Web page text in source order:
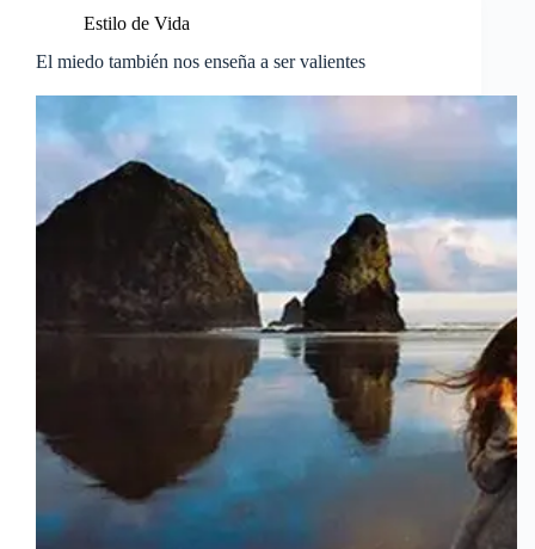
Estilo de Vida
El miedo también nos enseña a ser valientes